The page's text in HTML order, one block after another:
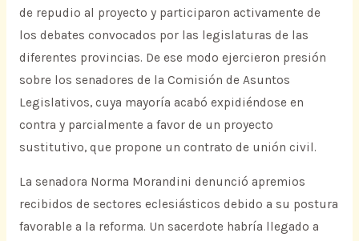
de repudio al proyecto y participaron activamente de
los debates convocados por las legislaturas de las
diferentes provincias. De ese modo ejercieron presión
sobre los senadores de la Comisión de Asuntos
Legislativos, cuya mayoría acabó expidiéndose en
contra y parcialmente a favor de un proyecto
sustitutivo, que propone un contrato de unión civil.
La senadora Norma Morandini denunció apremios
recibidos de sectores eclesiásticos debido a su postura
favorable a la reforma. Un sacerdote habría llegado a